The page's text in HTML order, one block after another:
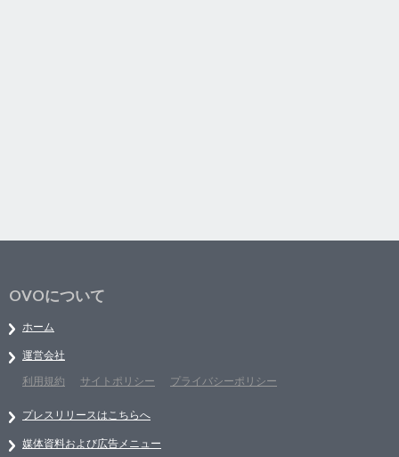
OVOについて
ホーム
運営会社
利用規約
サイトポリシー プライバシーポリシー
プレスリリースはこちらへ
媒体資料および広告メニュー